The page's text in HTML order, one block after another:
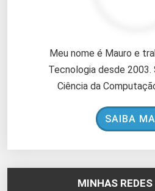
Meu nome é Mauro e
Tecnologia desde 2003.
Ciência da
SAIBA
MINHAS